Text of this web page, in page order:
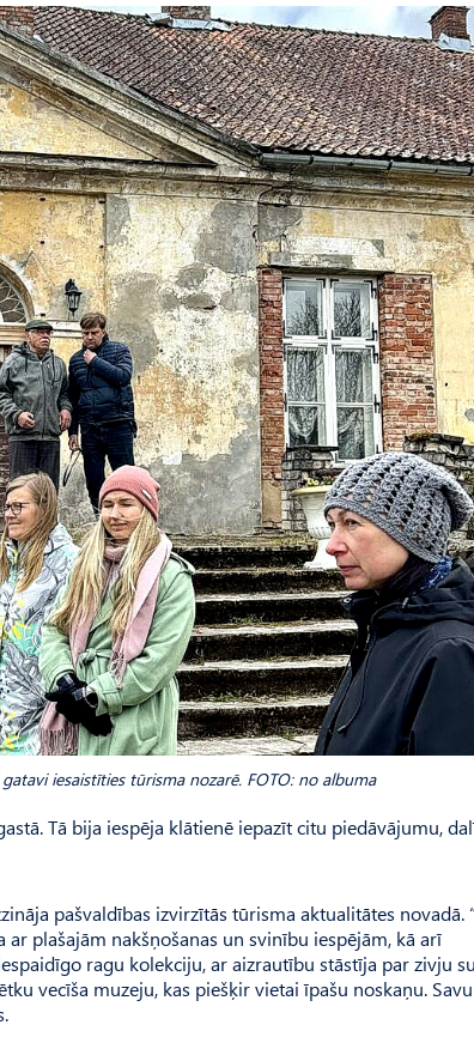
iesaistīties tūrisma nozarē. FOTO: no albuma
Tā bija iespēja klātienē iepazīt citu piedāvājumu,
pašvaldības izvirzītās tūrisma aktualitātes novadā.
plašajām nakšņošanas un svinību iespējām, kā arī
ragu kolekciju, ar aizrautību stāstīja par zivju
vecīša muzeju, kas piešķir vietai īpašu noskaņu.